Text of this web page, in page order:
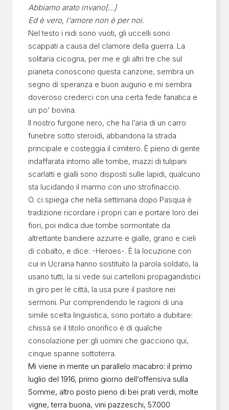
Abbiamo arato invano[...]
Ed è vero, l'amore non è per noi.
Nel testo i nidi sono vuoti, gli uccelli sono
scappati a causa del clamore della guerra. La
solitaria cicogna, per me e gli altri tre che sul
pianeta conoscono questa canzone, sembra un
segno di speranza e buon augurio e mi sembra
doveroso crederci con una certa fede fanatica e
un po’ bovina.
Il nostro furgone nero, che ha l’aria di un carro
funebre sotto steroidi, abbandona la strada
principale e costeggia il cimitero. È pieno di gente
indaffarata intorno alle tombe, mazzi di tulipani
scarlatti e gialli sono disposti sulle lapidi, qualcuno
sta lucidando il marmo con uno strofinaccio.
O. ci spiega che nella settimana dopo Pasqua è
tradizione ricordare i propri cari e portare loro dei
fiori, poi indica due tombe sormontate da
altrettante bandiere azzurre e gialle, grano e cieli
di cobalto, e dice: -Heroes-. È la locuzione con
cui in Ucraina hanno sostituito la parola soldato, la
usano tutti, la si vede sui cartelloni propagandistici
in giro per le città, la usa pure il pastore nei
sermoni. Pur comprendendo le ragioni di una
simile scelta linguistica, sono portato a dubitare:
chissà se il titolo onorifico è di qualche
consolazione per gli uomini che giacciono qui,
cinque spanne sottoterra.
Mi viene in mente un parallelo macabro: il primo
luglio del 1916, primo giorno dell’offensiva sulla
Somme, altro posto pieno di bei prati verdi, molte
vigne, terra buona, vini pazzeschi, 57.000